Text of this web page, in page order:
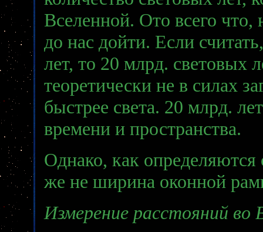
Вселенной. Ото всего что,
до нас дойти. Если
лет, то 20 млрд. световых
теоретически не в силах
быстрее света. 20 млрд.
времени и пространства.
Однако, как
же не ширина оконной
Измерение расстояний во